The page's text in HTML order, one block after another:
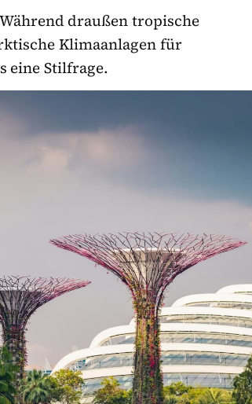
draußen tropische
Klimaanlagen für
eine Stilfrage.